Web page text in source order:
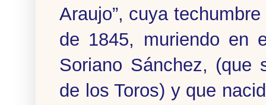
Araujo”, cuya
de 1845, muriendo en
Soriano Sánchez, (que
de los Toros) y que